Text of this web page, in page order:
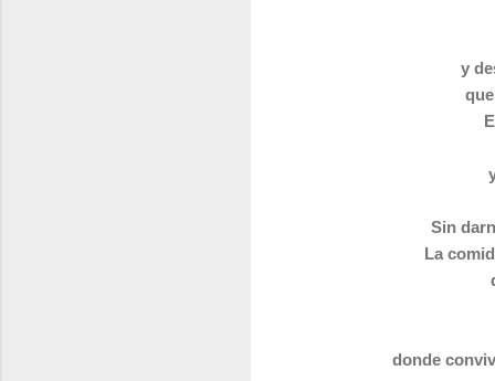
y
Sin
La
donde